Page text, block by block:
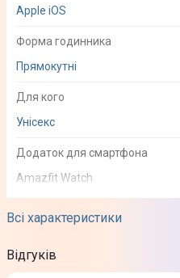
Всі характеристики
Apple iOS
Форма годинника
Прямокутні
Для кого
Унісекс
Додаток для смартфона
Amazfit Watch
Функціональність
Телефонні дзвінки
Відгуків